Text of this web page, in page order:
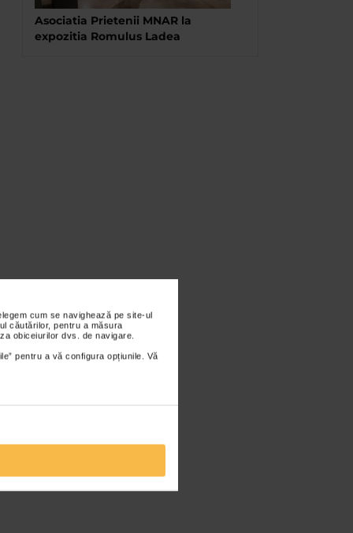
cum se navighează pe site-ul
căutărilor, pentru a măsura
obiceiurilor dvs. de navigare.
pentru a vă configura opțiunile. Vă
Asociatia Prietenii MNAR la
expozitia Romulus Ladea